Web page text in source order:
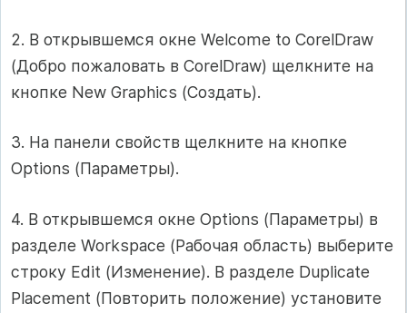
2. В открывшемся окне Welcome to CorelDraw
(Добро пожаловать в CorelDraw) щелкните на
кнопке New Graphics (Создать).
3. На панели свойств щелкните на кнопке
Options (Параметры).
4. В открывшемся окне Options (Параметры) в
разделе Workspace (Рабочая область) выберите
строку Edit (Изменение). В разделе Duplicate
Placement (Повторить положение) установите